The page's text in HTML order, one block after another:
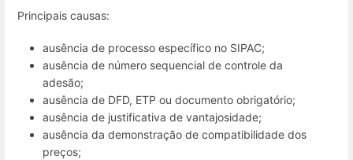
Principais causas:
ausência de processo específico no SIPAC;
ausência de número sequencial de controle da
adesão;
ausência de DFD, ETP ou documento obrigatório;
ausência de justificativa de vantajosidade;
ausência da demonstração de compatibilidade dos
preços;